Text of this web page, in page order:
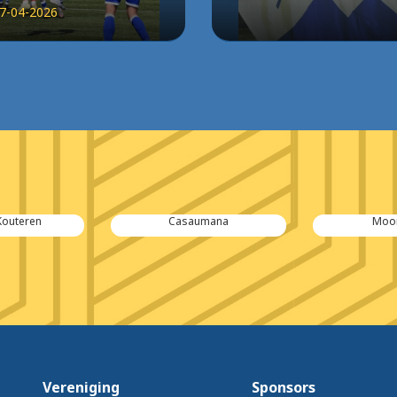
04-2026
Casaumana
Vereniging
Sponsors